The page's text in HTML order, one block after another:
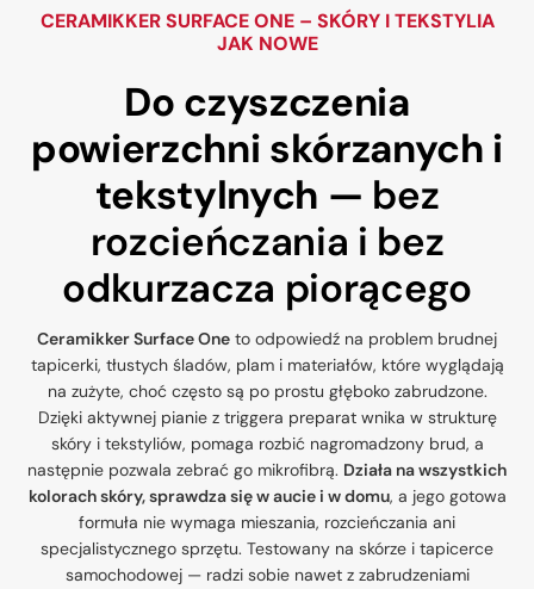
CERAMIKKER SURFACE ONE – SKÓRY I TEKSTYLIA
JAK NOWE
Do czyszczenia
powierzchni skórzanych i
tekstylnych — bez
rozcieńczania i bez
odkurzacza piorącego
Ceramikker Surface One to odpowiedź na problem brudnej
tapicerki, tłustych śladów, plam i materiałów, które wyglądają
na zużyte, choć często są po prostu głęboko zabrudzone.
Dzięki aktywnej pianie z triggera preparat wnika w strukturę
skóry i tekstyliów, pomaga rozbić nagromadzony brud, a
następnie pozwala zebrać go mikrofibrą. Działa na wszystkich
kolorach skóry, sprawdza się w aucie i w domu, a jego gotowa
formuła nie wymaga mieszania, rozcieńczania ani
specjalistycznego sprzętu. Testowany na skórze i tapicerce
samochodowej — radzi sobie nawet z zabrudzeniami